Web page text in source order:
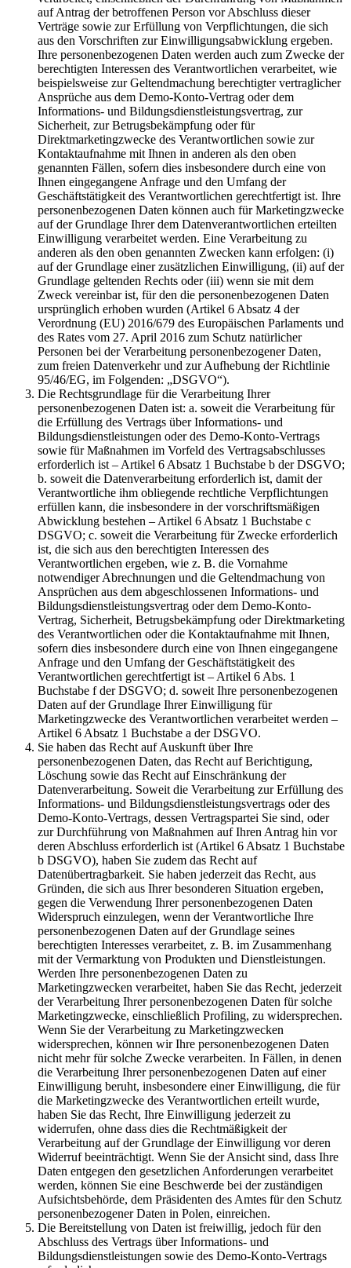
auf Antrag der betroffenen Person vor Abschluss dieser
Verträge sowie zur Erfüllung von Verpflichtungen, die sich
aus den Vorschriften zur Einwilligungsabwicklung ergeben.
Ihre personenbezogenen Daten werden auch zum Zwecke der
berechtigten Interessen des Verantwortlichen verarbeitet, wie
beispielsweise zur Geltendmachung berechtigter vertraglicher
Ansprüche aus dem Demo-Konto-Vertrag oder dem
Informations- und Bildungsdienstleistungsvertrag, zur
Sicherheit, zur Betrugsbekämpfung oder für
Direktmarketingzwecke des Verantwortlichen sowie zur
Kontaktaufnahme mit Ihnen in anderen als den oben
genannten Fällen, sofern dies insbesondere durch eine von
Ihnen eingegangene Anfrage und den Umfang der
Geschäftstätigkeit des Verantwortlichen gerechtfertigt ist. Ihre
personenbezogenen Daten können auch für Marketingzwecke
auf der Grundlage Ihrer dem Datenverantwortlichen erteilten
Einwilligung verarbeitet werden. Eine Verarbeitung zu
anderen als den oben genannten Zwecken kann erfolgen: (i)
auf der Grundlage einer zusätzlichen Einwilligung, (ii) auf der
Grundlage geltenden Rechts oder (iii) wenn sie mit dem
Zweck vereinbar ist, für den die personenbezogenen Daten
ursprünglich erhoben wurden (Artikel 6 Absatz 4 der
Verordnung (EU) 2016/679 des Europäischen Parlaments und
des Rates vom 27. April 2016 zum Schutz natürlicher
Personen bei der Verarbeitung personenbezogener Daten,
zum freien Datenverkehr und zur Aufhebung der Richtlinie
95/46/EG, im Folgenden: „DSGVO“).
Die Rechtsgrundlage für die Verarbeitung Ihrer
personenbezogenen Daten ist: a. soweit die Verarbeitung für
die Erfüllung des Vertrags über Informations- und
Bildungsdienstleistungen oder des Demo-Konto-Vertrags
sowie für Maßnahmen im Vorfeld des Vertragsabschlusses
erforderlich ist – Artikel 6 Absatz 1 Buchstabe b der DSGVO;
b. soweit die Datenverarbeitung erforderlich ist, damit der
Verantwortliche ihm obliegende rechtliche Verpflichtungen
erfüllen kann, die insbesondere in der vorschriftsmäßigen
Abwicklung bestehen – Artikel 6 Absatz 1 Buchstabe c
DSGVO; c. soweit die Verarbeitung für Zwecke erforderlich
ist, die sich aus den berechtigten Interessen des
Verantwortlichen ergeben, wie z. B. die Vornahme
notwendiger Abrechnungen und die Geltendmachung von
Ansprüchen aus dem abgeschlossenen Informations- und
Bildungsdienstleistungsvertrag oder dem Demo-Konto-
Vertrag, Sicherheit, Betrugsbekämpfung oder Direktmarketing
des Verantwortlichen oder die Kontaktaufnahme mit Ihnen,
sofern dies insbesondere durch eine von Ihnen eingegangene
Anfrage und den Umfang der Geschäftstätigkeit des
Verantwortlichen gerechtfertigt ist – Artikel 6 Abs. 1
Buchstabe f der DSGVO; d. soweit Ihre personenbezogenen
Daten auf der Grundlage Ihrer Einwilligung für
Marketingzwecke des Verantwortlichen verarbeitet werden –
Artikel 6 Absatz 1 Buchstabe a der DSGVO.
Sie haben das Recht auf Auskunft über Ihre
personenbezogenen Daten, das Recht auf Berichtigung,
Löschung sowie das Recht auf Einschränkung der
Datenverarbeitung. Soweit die Verarbeitung zur Erfüllung des
Informations- und Bildungsdienstleistungsvertrags oder des
Demo-Konto-Vertrags, dessen Vertragspartei Sie sind, oder
zur Durchführung von Maßnahmen auf Ihren Antrag hin vor
deren Abschluss erforderlich ist (Artikel 6 Absatz 1 Buchstabe
b DSGVO), haben Sie zudem das Recht auf
Datenübertragbarkeit. Sie haben jederzeit das Recht, aus
Gründen, die sich aus Ihrer besonderen Situation ergeben,
gegen die Verwendung Ihrer personenbezogenen Daten
Widerspruch einzulegen, wenn der Verantwortliche Ihre
personenbezogenen Daten auf der Grundlage seines
berechtigten Interesses verarbeitet, z. B. im Zusammenhang
mit der Vermarktung von Produkten und Dienstleistungen.
Werden Ihre personenbezogenen Daten zu
Marketingzwecken verarbeitet, haben Sie das Recht, jederzeit
der Verarbeitung Ihrer personenbezogenen Daten für solche
Marketingzwecke, einschließlich Profiling, zu widersprechen.
Wenn Sie der Verarbeitung zu Marketingzwecken
widersprechen, können wir Ihre personenbezogenen Daten
nicht mehr für solche Zwecke verarbeiten. In Fällen, in denen
die Verarbeitung Ihrer personenbezogenen Daten auf einer
Einwilligung beruht, insbesondere einer Einwilligung, die für
die Marketingzwecke des Verantwortlichen erteilt wurde,
haben Sie das Recht, Ihre Einwilligung jederzeit zu
widerrufen, ohne dass dies die Rechtmäßigkeit der
Verarbeitung auf der Grundlage der Einwilligung vor deren
Widerruf beeinträchtigt. Wenn Sie der Ansicht sind, dass Ihre
Daten entgegen den gesetzlichen Anforderungen verarbeitet
werden, können Sie eine Beschwerde bei der zuständigen
Aufsichtsbehörde, dem Präsidenten des Amtes für den Schutz
personenbezogener Daten in Polen, einreichen.
Die Bereitstellung von Daten ist freiwillig, jedoch für den
Abschluss des Vertrags über Informations- und
Bildungsdienstleistungen sowie des Demo-Konto-Vertrags